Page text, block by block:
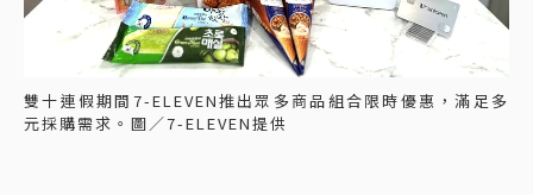
雙十連假期間7-ELEVEN推出眾多商品組合限時優惠，滿足多
元採購需求。圖／7-ELEVEN提供